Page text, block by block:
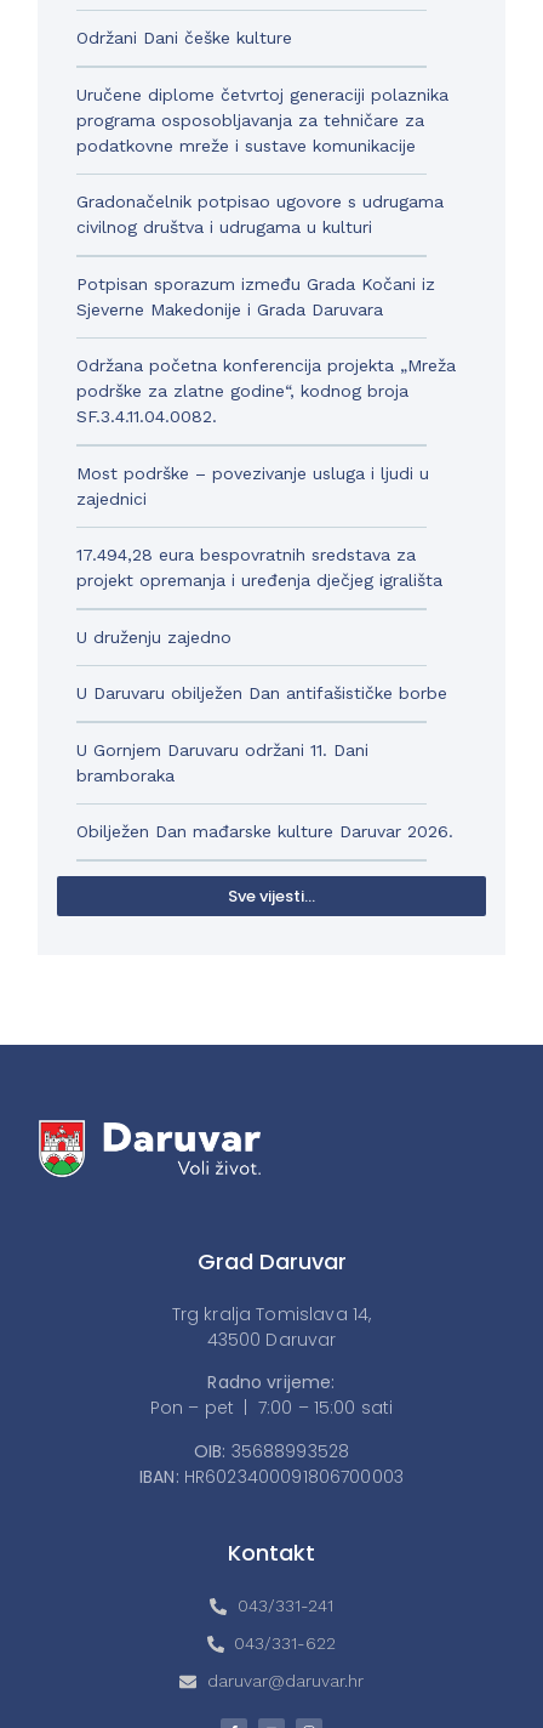
Održani Dani češke kulture
Uručene diplome četvrtoj generaciji polaznika
programa osposobljavanja za tehničare za
podatkovne mreže i sustave komunikacije
Gradonačelnik potpisao ugovore s udrugama
civilnog društva i udrugama u kulturi
Potpisan sporazum između Grada Kočani iz
Sjeverne Makedonije i Grada Daruvara
Održana početna konferencija projekta „Mreža
podrške za zlatne godine“, kodnog broja
SF.3.4.11.04.0082.
Most podrške – povezivanje usluga i ljudi u
zajednici
17.494,28 eura bespovratnih sredstava za
projekt opremanja i uređenja dječjeg igrališta
U druženju zajedno
U Daruvaru obilježen Dan antifašističke borbe
U Gornjem Daruvaru održani 11. Dani
bramboraka
Obilježen Dan mađarske kulture Daruvar 2026.
Sve vijesti...
Grad Daruvar
Trg kralja Tomislava 14,
43500 Daruvar
Radno vrijeme:
Pon – pet | 7:00 – 15:00 sati
OIB: 35688993528
IBAN: HR6023400091806700003
Kontakt
043/331-241
043/331-622
daruvar@daruvar.hr